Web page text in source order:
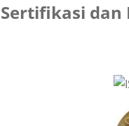
Sertifikasi dan